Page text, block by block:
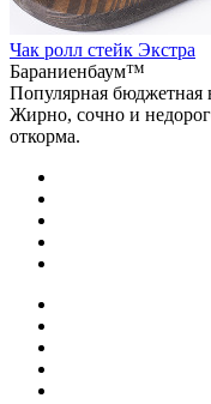
Чак ролл стейк Экстра
Бараниенбаум™
Популярная бюджетная
Жирно, сочно и
откорма.